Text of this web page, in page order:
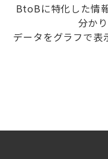
BtoBに特化した情
分か
データをグラフで表